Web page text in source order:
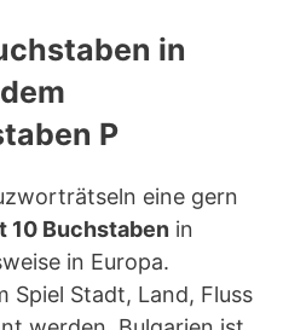
in
P
eine gern
10 Buchstaben in
in Europa.
Spiel Stadt, Land, Fluss